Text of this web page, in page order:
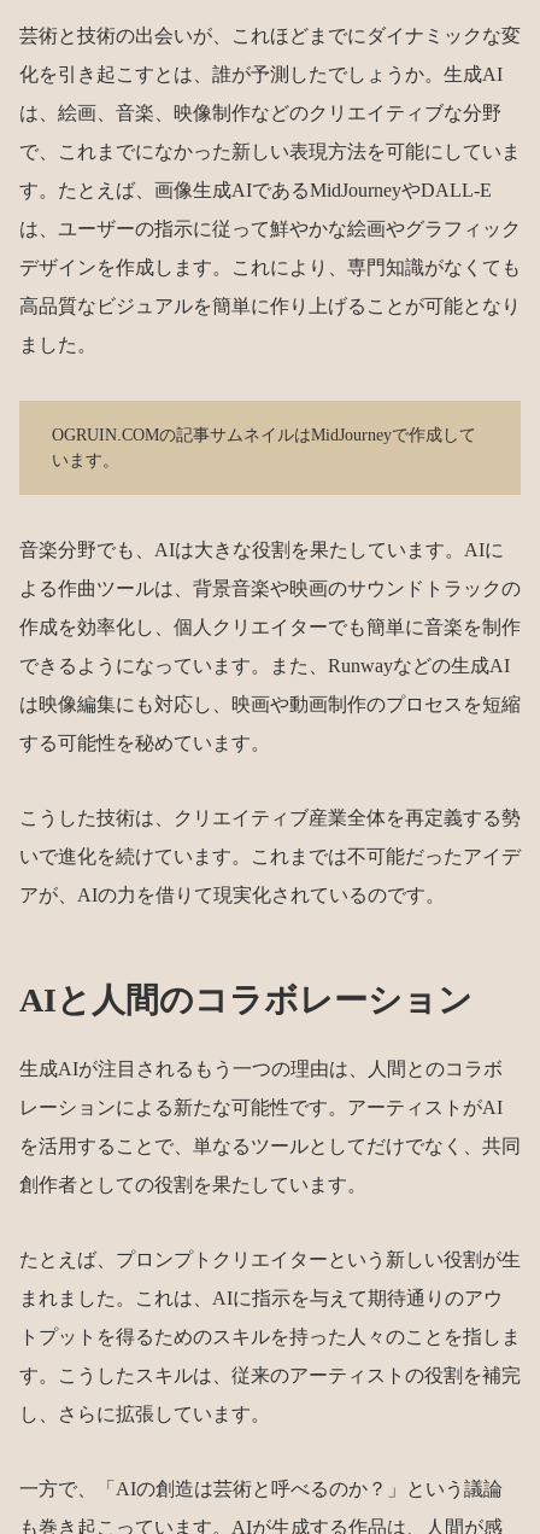
芸術と技術の出会いが、これほどまでにダイナミックな変
化を引き起こすとは、誰が予測したでしょうか。生成AI
は、絵画、音楽、映像制作などのクリエイティブな分野
で、これまでになかった新しい表現方法を可能にしていま
す。たとえば、画像生成AIであるMidJourneyやDALL-E
は、ユーザーの指示に従って鮮やかな絵画やグラフィック
デザインを作成します。これにより、専門知識がなくても
高品質なビジュアルを簡単に作り上げることが可能となり
ました。
OGRUIN.COMの記事サムネイルはMidJourneyで作成して
います。
音楽分野でも、AIは大きな役割を果たしています。AIに
よる作曲ツールは、背景音楽や映画のサウンドトラックの
作成を効率化し、個人クリエイターでも簡単に音楽を制作
できるようになっています。また、Runwayなどの生成AI
は映像編集にも対応し、映画や動画制作のプロセスを短縮
する可能性を秘めています。
こうした技術は、クリエイティブ産業全体を再定義する勢
いで進化を続けています。これまでは不可能だったアイデ
アが、AIの力を借りて現実化されているのです。
AIと人間のコラボレーション
生成AIが注目されるもう一つの理由は、人間とのコラボ
レーションによる新たな可能性です。アーティストがAI
を活用することで、単なるツールとしてだけでなく、共同
創作者としての役割を果たしています。
たとえば、プロンプトクリエイターという新しい役割が生
まれました。これは、AIに指示を与えて期待通りのアウ
トプットを得るためのスキルを持った人々のことを指しま
す。こうしたスキルは、従来のアーティストの役割を補完
し、さらに拡張しています。
一方で、「AIの創造は芸術と呼べるのか？」という議論
も巻き起こっています。AIが生成する作品は、人間が感